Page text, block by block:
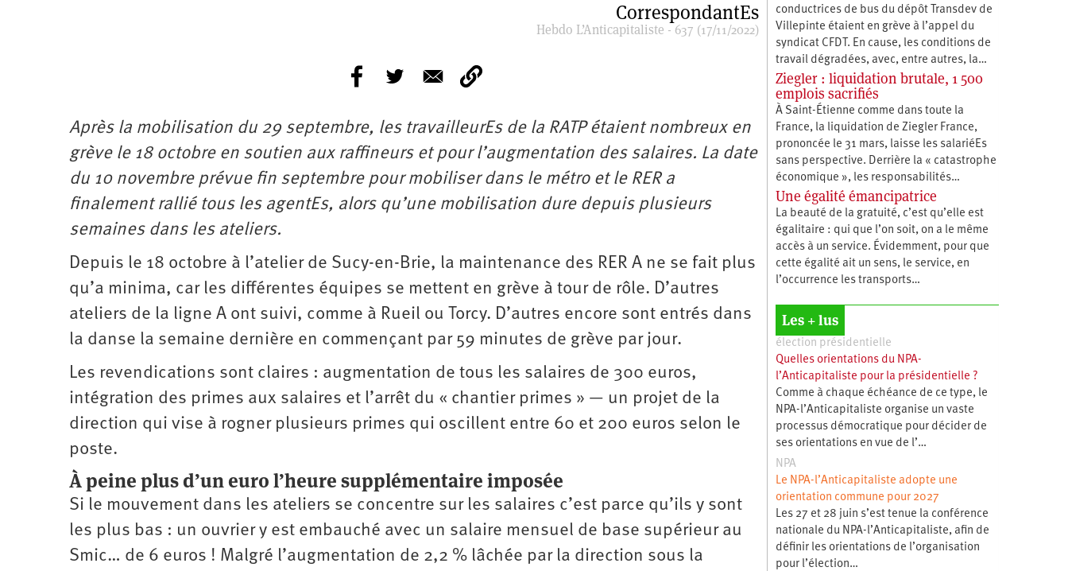
CorrespondantEs
Hebdo L’Anticapitaliste - 637 (17/11/2022)
Après la mobilisation du 29 septembre, les travailleurEs de la RATP étaient nombreux en
grève le 18 octobre en soutien aux raffineurs et pour l’augmentation des salaires. La date
du 10 novembre prévue fin septembre pour mobiliser dans le métro et le RER a
finalement rallié tous les agentEs, alors qu’une mobilisation dure depuis plusieurs
semaines dans les ateliers.
Depuis le 18 octobre à l’atelier de Sucy-en-Brie, la maintenance des RER A ne se fait plus
qu’a minima, car les différentes équipes se mettent en grève à tour de rôle. D’autres
ateliers de la ligne A ont suivi, comme à Rueil ou Torcy. D’autres encore sont entrés dans
la danse la semaine dernière en commençant par 59 minutes de grève par jour.
Les revendications sont claires : augmentation de tous les salaires de 300 euros,
intégration des primes aux salaires et l’arrêt du « chantier primes » — un projet de la
direction qui vise à rogner plusieurs primes qui oscillent entre 60 et 200 euros selon le
poste.
À peine plus d’un euro l’heure supplémentaire imposée
Si le mouvement dans les ateliers se concentre sur les salaires c’est parce qu’ils y sont
les plus bas : un ouvrier y est embauché avec un salaire mensuel de base supérieur au
Smic… de 6 euros ! Malgré l’augmentation de 2,2 % lâchée par la direction sous la
conductrices de bus du dépôt Transdev de
Villepinte étaient en grève à l’appel du
syndicat CFDT. En cause, les conditions de
travail dégradées, avec, entre autres, la…
Ziegler : liquidation brutale, 1 500
emplois sacrifiés
À Saint-Étienne comme dans toute la
France, la liquidation de Ziegler France,
prononcée le 31 mars, laisse les salariéEs
sans perspective. Derrière la « catastrophe
économique », les responsabilités…
Une égalité émancipatrice
La beauté de la gratuité, c’est qu’elle est
égalitaire : qui que l’on soit, on a le même
accès à un service. Évidemment, pour que
cette égalité ait un sens, le service, en
l’occurrence les transports…
Les + lus
élection présidentielle
Quelles orientations du NPA-
l’Anticapitaliste pour la présidentielle ?
Comme à chaque échéance de ce type, le
NPA-l’Anticapitaliste organise un vaste
processus démocratique pour décider de
ses orientations en vue de l’…
NPA
Le NPA-l’Anticapitaliste adopte une
orientation commune pour 2027
Les 27 et 28 juin s’est tenue la conférence
nationale du NPA-l’Anticapitaliste, afin de
définir les orientations de l’organisation
pour l’élection…